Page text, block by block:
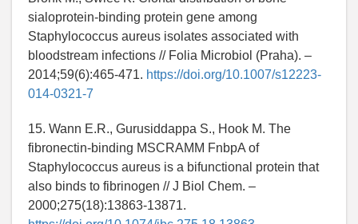
sialoprotein-binding protein gene among
Staphylococcus aureus isolates associated with
bloodstream infections // Folia Microbiol (Praha). –
2014;59(6):465-471. https://doi.org/10.1007/s12223-
014-0321-7
15. Wann E.R., Gurusiddappa S., Hook M. The
fibronectin-binding MSCRAMM FnbpA of
Staphylococcus aureus is a bifunctional protein that
also binds to fibrinogen // J Biol Chem. –
2000;275(18):13863-13871.